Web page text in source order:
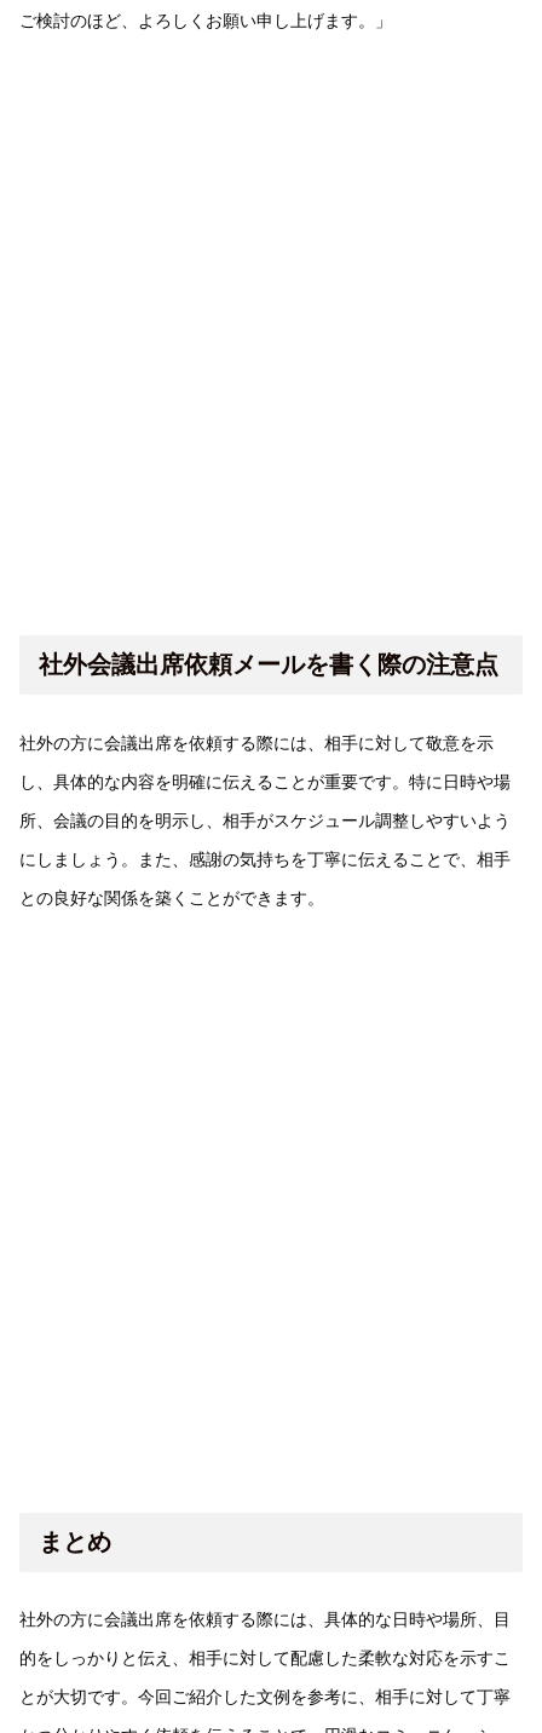
ご検討のほど、よろしくお願い申し上げます。」
社外会議出席依頼メールを書く際の注意点
社外の方に会議出席を依頼する際には、相手に対して敬意を示
し、具体的な内容を明確に伝えることが重要です。特に日時や場
所、会議の目的を明示し、相手がスケジュール調整しやすいよう
にしましょう。また、感謝の気持ちを丁寧に伝えることで、相手
との良好な関係を築くことができます。
まとめ
社外の方に会議出席を依頼する際には、具体的な日時や場所、目
的をしっかりと伝え、相手に対して配慮した柔軟な対応を示すこ
とが大切です。今回ご紹介した文例を参考に、相手に対して丁寧